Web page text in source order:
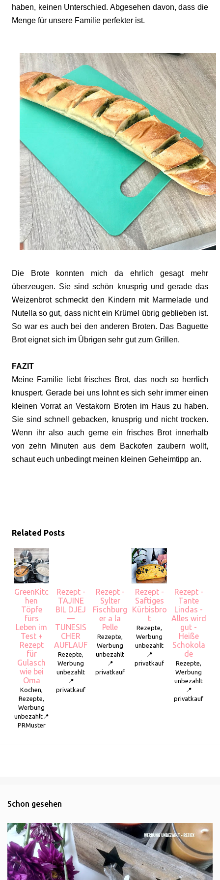
haben, keinen Unterschied. Abgesehen davon, dass die
Menge für unsere Familie perfekter ist.
Die Brote konnten mich da ehrlich gesagt mehr
überzeugen. Sie sind schön knusprig und gerade das
Weizenbrot schmeckt den Kindern mit Marmelade und
Nutella so gut, dass nicht ein Krümel übrig geblieben ist.
So war es auch bei den anderen Broten. Das Baguette
Brot eignet sich im Übrigen sehr gut zum Grillen.
FAZIT
Meine Familie liebt frisches Brot, das noch so herrlich
knuspert. Gerade bei uns lohnt es sich sehr immer einen
kleinen Vorrat an Vestakorn Broten im Haus zu haben.
Sie sind schnell gebacken, knusprig und nicht trocken.
Wenn ihr also auch gerne ein frisches Brot innerhalb
von zehn Minuten aus dem Backofen zaubern wollt,
schaut euch unbedingt meinen kleinen Geheimtipp an.
Related Posts
GreenKitc
hen
Töpfe
fürs
Leben im
Test +
Rezept
für
Gulasch
wie bei
Oma
Kochen,
Rezepte,
Werbung
unbezahlt📍
PRMuster
Rezept -
TAJINE
BIL DJEJ
—
TUNESIS
CHER
AUFLAUF
Rezepte,
Werbung
unbezahlt
📍
privatkauf
Rezept -
Sylter
Fischburg
er a la
Pelle
Rezepte,
Werbung
unbezahlt
📍
privatkauf
Rezept -
Saftiges
Kürbisbro
t
Rezepte,
Werbung
unbezahlt
📍
privatkauf
Rezept -
Tante
Lindas -
Alles wird
gut -
Heiße
Schokola
de
Rezepte,
Werbung
unbezahlt
📍
privatkauf
Schon gesehen